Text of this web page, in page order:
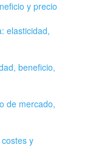
y precio
elasticidad,
beneficio,
de mercado,
y